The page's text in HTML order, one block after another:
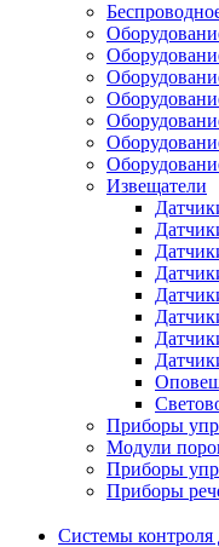
Извещатели
Приборы
Модули
Приборы
Приборы
Системы контроля